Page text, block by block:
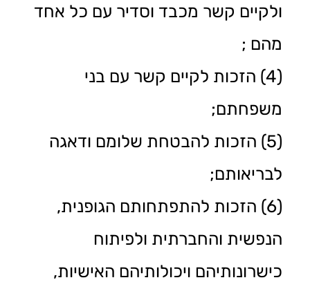
ולקיים קשר מכבד וסדיר עם כל אחד
מהם ;
(4) הזכות לקיים קשר עם בני
משפחתם;
(5) הזכות להבטחת שלומם ודאגה
לבריאותם;
(6) הזכות להתפתחותם הגופנית,
הנפשית והחברתית ולפיתוח
כישרונותיהם ויכולותיהם האישיות,